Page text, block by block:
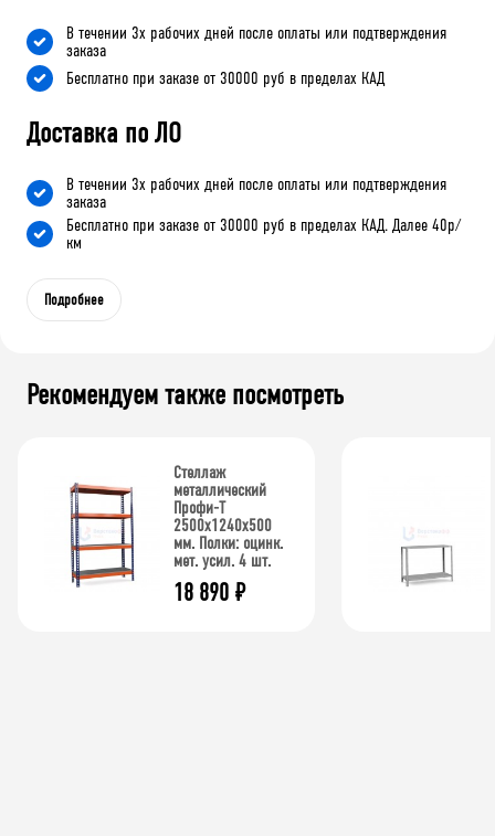
В течении 3х рабочих дней после оплаты или подтверждения
заказа
Бесплатно при заказе от 30000 руб в пределах КАД
Доставка по ЛО
В течении 3х рабочих дней после оплаты или подтверждения
заказа
Бесплатно при заказе от 30000 руб в пределах КАД. Далее 40р/
км
Подробнее
Рекомендуем также посмотреть
Стеллаж
металлический
Профи-Т
2500x1240x500
мм. Полки: оцинк.
мет. усил. 4 шт.
18 890 ₽